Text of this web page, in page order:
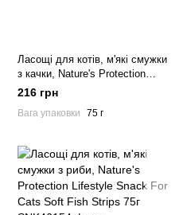
Ласощі для котів, м'які смужки
з качки, Nature's Protection
Lifestyle Snack For Cats Soft
Duck Strips 75г
216 грн
Вага упаковки 75 г